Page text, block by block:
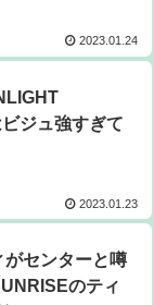
2023.01.24
ジュ強すぎて
2023.01.23
がセンターと噂
のティ